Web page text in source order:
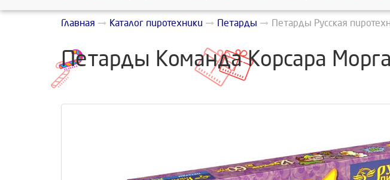
Главная Каталог пиротехники Петарды Петарды Русская
Петарды Команда Корсара